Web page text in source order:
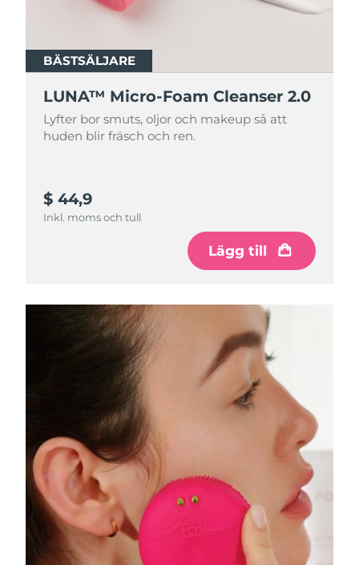
BÄSTSÄLJARE
LUNA™ Micro-Foam Cleanser 2.0
Lyfter bor smuts, oljor och makeup så att
huden blir fräsch och ren.
$ 44,9
Inkl. moms och tull
Lägg till
BÄSTSÄLJARE
LUNA™ Micro-Foam Cleanser 2.0
Lyfter bor smuts, oljor och makeup så att
huden blir fräsch och ren.
$ 12,99
Inkl. moms och tull
Lägg till